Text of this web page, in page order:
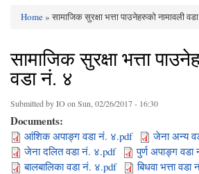
Home» सामाजिक सुरक्षा भत्ता पाउनेहरुको नामावली
सामाजिक सुरक्षा भत्ता
वडा नं. ४
Submitted byIO on Sun, 02/26/2017 - 16:30
Documents:
आंशिक अपाङ्ग वडा नं. ४.pdf
जेना अन्य
जेना दलित वडा नं. ४.pdf
पुर्ण अपाङ्ग
बालबालिका वडा नं. ४.pdf
बिधवा भत्ता